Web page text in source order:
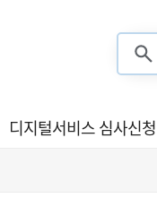
디지털서비스 심사신청